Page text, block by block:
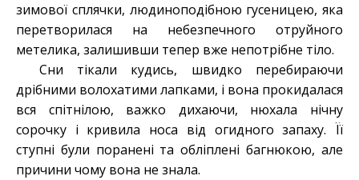
зимової сплячки, людиноподібною гусеницею, яка
перетворилася на небезпечного отруйного
метелика, залишивши тепер вже непотрібне тіло.
Сни тікали кудись, швидко перебираючи
дрібними волохатими лапками, і вона прокидалася
вся спітнілою, важко дихаючи, нюхала нічну
сорочку і кривила носа від огидного запаху. Її
ступні були поранені та обліплені багнюкою, але
причини чому вона не знала.